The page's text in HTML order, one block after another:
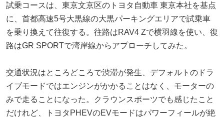
試乗コースは、東京文京区のトヨタ自動車 東京本社を基点
に、首都高速5号大黒線の大黒パーキングエリアで試乗車
を乗り換えて往復する。往路はRAV4 Zで横羽線を使い、復
路はGR SPORTで湾岸線からアプローチしてみた。
交通状況はところどころで渋滞が発生、デフォルトのドラ
イブモードではエンジンがかかることはなく、モーターの
みで走ることになった。クラウンスポーツでも感じたこと
だけれど、トヨタPHEVのEVモードはパワーフィールが絶